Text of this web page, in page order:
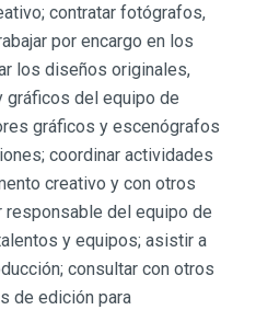
contratar fotógrafos,
por encargo en los
los diseños originales,
del equipo de
gráficos y escenógrafos
coordinar actividades
creativo y con otros
responsable del equipo de
y equipos; asistir a
consultar con otros
de edición para